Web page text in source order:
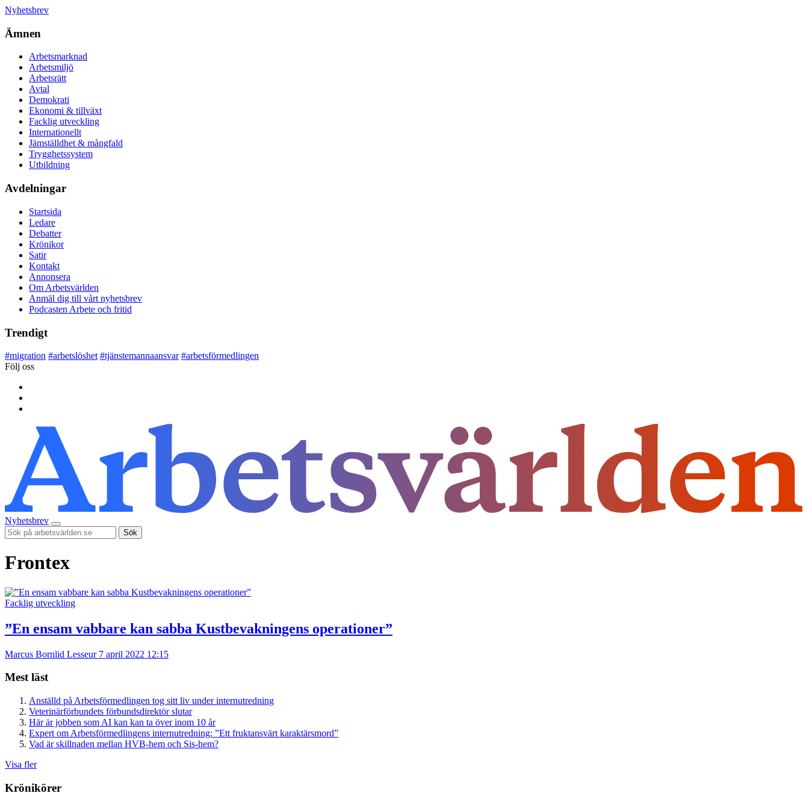
Nyhetsbrev
Ämnen
Arbetsmarknad
Arbetsmiljö
Arbetsrätt
Avtal
Demokrati
Ekonomi & tillväxt
Facklig utveckling
Internationellt
Jämställdhet & mångfald
Trygghetssystem
Utbildning
Avdelningar
Startsida
Ledare
Debatter
Krönikor
Satir
Kontakt
Annonsera
Om Arbetsvärlden
Anmäl dig till vårt nyhetsbrev
Podcasten Arbete och fritid
Trendigt
#migration #arbetslöshet #tjänstemannaansvar #arbetsförmedlingen
Följ oss
Nyhetsbrev
Sök
Frontex
Facklig utveckling
”En ensam vabbare kan sabba Kustbevakningens operationer”
Marcus Bornlid Lesseur 7 april 2022 12:15
Mest läst
Anställd på Arbetsförmedlingen tog sitt liv under internutredning
Veterinärförbundets förbundsdirektör slutar
Här är jobben som AI kan kan ta över inom 10 år
Expert om Arbetsförmedlingens internutredning: ”Ett fruktansvärt karaktärsmord”
Vad är skillnaden mellan HVB-hem och Sis-hem?
Visa fler
Krönikörer